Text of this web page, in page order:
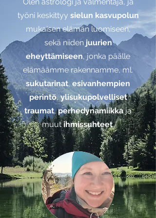
työni keskittyy sielun kasvupolun
mukaisen elämän luomiseen,
sekä niiden juurien
eheyttämiseen, jonka päälle
elämäämme rakennamme, ml.
sukutarinat,esivanhempien
perintö,ylisukupolvelliset
traumat,perhedynamiikkaja
muutihmissuhteet.